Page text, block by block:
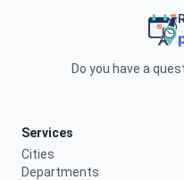
Do you have a
Services
Cities
Departments